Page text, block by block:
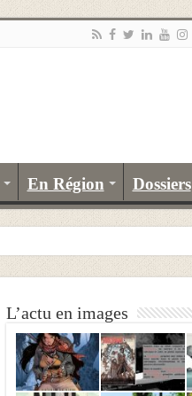
En Région Dossiers
L’actu en images